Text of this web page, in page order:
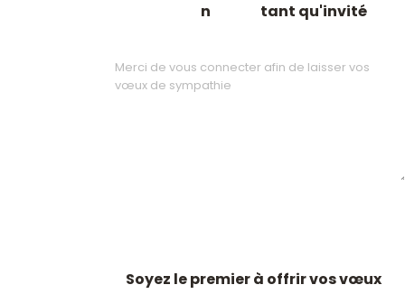
n
tant qu'invité
Soyez le premier à offrir vos vœux